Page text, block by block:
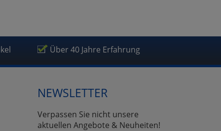
Über 40 Jahre Erfahrung
NEWSLETTER
Verpassen Sie nicht unsere
aktuellen Angebote & Neuheiten!